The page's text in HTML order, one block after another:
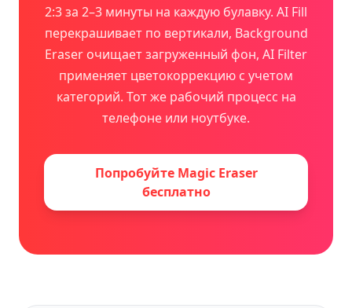
2:3 за 2–3 минуты на каждую булавку. AI Fill
перекрашивает по вертикали, Background
Eraser очищает загруженный фон, AI Filter
применяет цветокоррекцию с учетом
категорий. Тот же рабочий процесс на
телефоне или ноутбуке.
Попробуйте Magic Eraser
бесплатно